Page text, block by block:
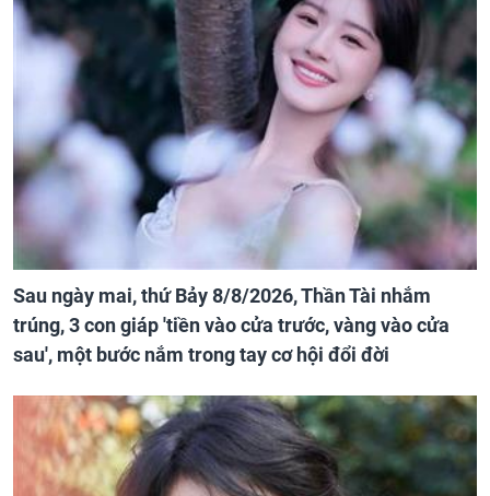
Sau ngày mai, thứ Bảy 8/8/2026, Thần Tài nhắm
trúng, 3 con giáp 'tiền vào cửa trước, vàng vào cửa
sau', một bước nắm trong tay cơ hội đổi đời